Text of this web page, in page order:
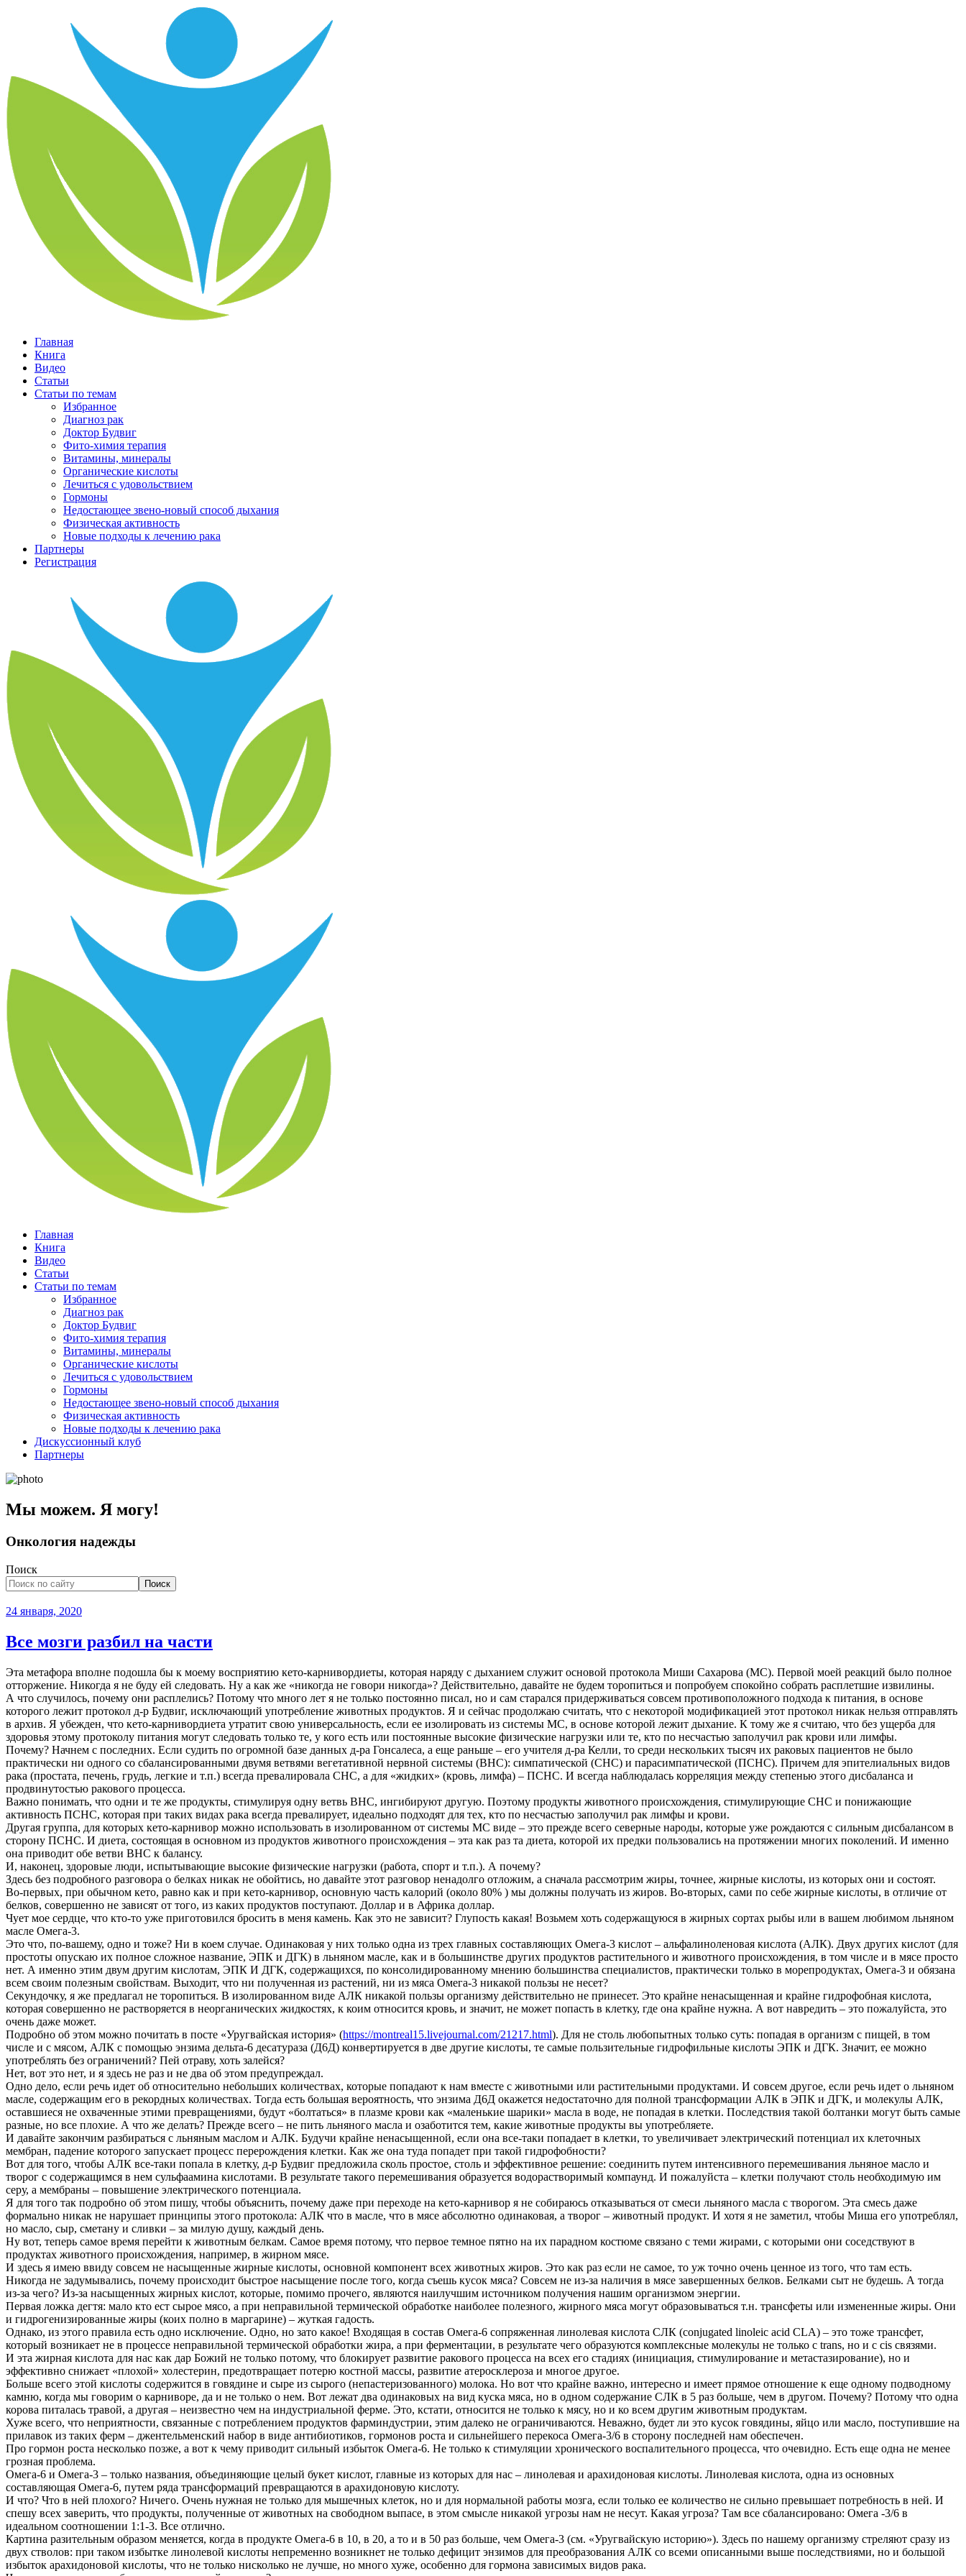
Главная
Книга
Видео
Статьи
Статьи по темам
Избранное
Диагноз рак
Доктор Будвиг
Фито-химия терапия
Витамины, минералы
Органические кислоты
Лечиться с удовольствием
Гормоны
Недостающее звено-новый способ дыхания
Физическая активность
Новые подходы к лечению рака
Партнеры
Регистрация
Главная
Книга
Видео
Статьи
Статьи по темам
Избранное
Диагноз рак
Доктор Будвиг
Фито-химия терапия
Витамины, минералы
Органические кислоты
Лечиться с удовольствием
Гормоны
Недостающее звено-новый способ дыхания
Физическая активность
Новые подходы к лечению рака
Дискуссионный клуб
Партнеры
Мы можем. Я могу!
Онкология надежды
Поиск
Поиск
24 января, 2020
Все мозги разбил на части
Эта метафора вполне подошла бы к моему восприятию кето-карнивордиеты, которая наряду с дыханием служит основой протокола Миши Сахарова (MС). Первой моей реакций было полное
отторжение. Никогда я не буду ей следовать. Ну а как же «никогда не говори никогда»? Действительно, давайте не будем торопиться и попробуем спокойно собрать расплетшие извилины.
А что случилось, почему они расплелись? Потому что много лет я не только постоянно писал, но и сам старался придерживаться совсем противоположного подхода к питания, в основе
которого лежит протокол д-р Будвиг, исключающий употребление животных продуктов. Я и сейчас продолжаю считать, что с некоторой модификацией этот протокол никак нельзя отправлять
в архив. Я убежден, что кето-карнивордиета утратит свою универсальность, если ее изолировать из системы МС, в основе которой лежит дыхание. К тому же я считаю, что без ущерба для
здоровья этому протоколу питания могут следовать только те, у кого есть или постоянные высокие физические нагрузки или те, кто по несчастью заполучил рак крови или лимфы.
Почему? Начнем с последних. Если судить по огромной базе данных д-ра Гонсалеса, а еще раньше – его учителя д-ра Келли, то среди нескольких тысяч их раковых пациентов не было
практически ни одного со сбалансированными двумя ветвями вегетативной нервной системы (ВНС): симпатической (СНС) и парасимпатической (ПСНС). Причем для эпителиальных видов
рака (простата, печень, грудь, легкие и т.п.) всегда превалировала СНС, а для «жидких» (кровь, лимфа) – ПСНС. И всегда наблюдалась корреляция между степенью этого дисбаланса и
продвинутостью ракового процесса.
Важно понимать, что одни и те же продукты, стимулируя одну ветвь ВНС, ингибируют другую. Поэтому продукты животного происхождения, стимулирующие СНС и понижающие
активность ПСНС, которая при таких видах рака всегда превалирует, идеально подходят для тех, кто по несчастью заполучил рак лимфы и крови.
Другая группа, для которых кето-карнивор можно использовать в изолированном от системы МС виде – это прежде всего северные народы, которые уже рождаются с сильным дисбалансом в
сторону ПСНС. И диета, состоящая в основном из продуктов животного происхождения – эта как раз та диета, которой их предки пользовались на протяжении многих поколений. И именно
она приводит обе ветви ВНС к балансу.
И, наконец, здоровые люди, испытывающие высокие физические нагрузки (работа, спорт и т.п.). А почему?
Здесь без подробного разговора о белках никак не обойтись, но давайте этот разговор ненадолго отложим, а сначала рассмотрим жиры, точнее, жирные кислоты, из которых они и состоят.
Во-первых, при обычном кето, равно как и при кето-карнивор, основную часть калорий (около 80% ) мы должны получать из жиров. Во-вторых, сами по себе жирные кислоты, в отличие от
белков, совершенно не зависят от того, из каких продуктов поступают. Доллар и в Африка доллар.
Чует мое сердце, что кто-то уже приготовился бросить в меня камень. Как это не зависит? Глупость какая! Возьмем хоть содержащуюся в жирных сортах рыбы или в вашем любимом льняном
масле Омега-3.
Это что, по-вашему, одно и тоже? Ни в коем случае. Одинаковая у них только одна из трех главных составляющих Омега-3 кислот – альфалиноленовая кислота (АЛК). Двух других кислот (для
простоты опускаю их полное сложное название, ЭПК и ДГК) в льняном масле, как и в большинстве других продуктов растительного и животного происхождения, в том числе и в мясе просто
нет. А именно этим двум другим кислотам, ЭПК И ДГК, содержащихся, по консолидированному мнению большинства специалистов, практически только в морепродуктах, Омега-3 и обязана
всем своим полезным свойствам. Выходит, что ни полученная из растений, ни из мяса Омега-3 никакой пользы не несет?
Секундочку, я же предлагал не торопиться. В изолированном виде АЛК никакой пользы организму действительно не принесет. Это крайне ненасыщенная и крайне гидрофобная кислота,
которая совершенно не растворяется в неорганических жидкостях, к коим относится кровь, и значит, не может попасть в клетку, где она крайне нужна. А вот навредить – это пожалуйста, это
очень даже может.
Подробно об этом можно почитать в посте «Уругвайская история» (https://montreal15.livejournal.com/21217.html). Для не столь любопытных только суть: попадая в организм с пищей, в том
числе и с мясом, АЛК с помощью энзима дельта-6 десатураза (Д6Д) конвертируется в две другие кислоты, те самые пользительные гидрофильные кислоты ЭПК и ДГК. Значит, ее можно
употреблять без ограничений? Пей отраву, хоть залейся?
Нет, вот это нет, и я здесь не раз и не два об этом предупреждал.
Одно дело, если речь идет об относительно небольших количествах, которые попадают к нам вместе с животными или растительными продуктами. И совсем другое, если речь идет о льняном
масле, содержащим его в рекордных количествах. Тогда есть большая вероятность, что энзима Д6Д окажется недостаточно для полной трансформации АЛК в ЭПК и ДГК, и молекулы АЛК,
оставшиеся не охваченные этими превращениями, будут «болтаться» в плазме крови как «маленькие шарики» масла в воде, не попадая в клетки. Последствия такой болтанки могут быть самые
разные, но все плохие. А что же делать? Прежде всего – не пить льняного масла и озаботится тем, какие животные продукты вы употребляете.
И давайте закончим разбираться с льняным маслом и АЛК. Будучи крайне ненасыщенной, если она все-таки попадает в клетки, то увеличивает электрический потенциал их клеточных
мембран, падение которого запускает процесс перерождения клетки. Как же она туда попадет при такой гидрофобности?
Вот для того, чтобы АЛК все-таки попала в клетку, д-р Будвиг предложила сколь простое, столь и эффективное решение: соединить путем интенсивного перемешивания льняное масло и
творог с содержащимся в нем сульфаамина кислотами. В результате такого перемешивания образуется водорастворимый компаунд. И пожалуйста – клетки получают столь необходимую им
серу, а мембраны – повышение электрического потенциала.
Я для того так подробно об этом пишу, чтобы объяснить, почему даже при переходе на кето-карнивор я не собираюсь отказываться от смеси льняного масла с творогом. Эта смесь даже
формально никак не нарушает принципы этого протокола: АЛК что в масле, что в мясе абсолютно одинаковая, а творог – животный продукт. И хотя я не заметил, чтобы Миша его употреблял,
но масло, сыр, сметану и сливки – за милую душу, каждый день.
Ну вот, теперь самое время перейти к животным белкам. Самое время потому, что первое темное пятно на их парадном костюме связано с теми жирами, с которыми они соседствуют в
продуктах животного происхождения, например, в жирном мясе.
И здесь я имею ввиду совсем не насыщенные жирные кислоты, основной компонент всех животных жиров. Это как раз если не самое, то уж точно очень ценное из того, что там есть.
Никогда не задумывались, почему происходит быстрое насыщение после того, когда съешь кусок мяса? Совсем не из-за наличия в мясе завершенных белков. Белками сыт не будешь. А тогда
из-за чего? Из-за насыщенных жирных кислот, которые, помимо прочего, являются наилучшим источником получения нашим организмом энергии.
Первая ложка дегтя: мало кто ест сырое мясо, а при неправильной термической обработке наиболее полезного, жирного мяса могут образовываться т.н. трансфеты или измененные жиры. Они
и гидрогенизированные жиры (коих полно в маргарине) – жуткая гадость.
Однако, из этого правила есть одно исключение. Одно, но зато какое! Входящая в состав Омега-6 сопряженная линолевая кислота СЛК (conjugated linoleic acid CLA) – это тоже трансфет,
который возникает не в процессе неправильной термической обработки жира, а при ферментации, в результате чего образуются комплексные молекулы не только с trans, но и с cis связями.
И эта жирная кислота для нас как дар Божий не только потому, что блокирует развитие ракового процесса на всех его стадиях (инициация, стимулирование и метастазирование), но и
эффективно снижает «плохой» холестерин, предотвращает потерю костной массы, развитие атеросклероза и многое другое.
Больше всего этой кислоты содержится в говядине и сыре из сырого (непастеризованного) молока. Но вот что крайне важно, интересно и имеет прямое отношение к еще одному подводному
камню, когда мы говорим о карниворе, да и не только о нем. Вот лежат два одинаковых на вид куска мяса, но в одном содержание СЛК в 5 раз больше, чем в другом. Почему? Потому что одна
корова питалась травой, а другая – неизвестно чем на индустриальной ферме. Это, кстати, относится не только к мясу, но и ко всем другим животным продуктам.
Хуже всего, что неприятности, связанные с потреблением продуктов фарминдустрии, этим далеко не ограничиваются. Неважно, будет ли это кусок говядины, яйцо или масло, поступившие на
прилавок из таких ферм – джентельменский набор в виде антибиотиков, гормонов роста и сильнейшего перекоса Омега-3/6 в сторону последней нам обеспечен.
Про гормон роста несколько позже, а вот к чему приводит сильный избыток Омега-6. Не только к стимуляции хронического воспалительного процесса, что очевидно. Есть еще одна не менее
грозная проблема.
Омега-6 и Омега-3 – только названия, объединяющие целый букет кислот, главные из которых для нас – линолевая и арахидоновая кислоты. Линолевая кислота, одна из основных
составляющая Омега-6, путем ряда трансформаций превращаются в арахидоновую кислоту.
И что? Что в ней плохого? Ничего. Очень нужная не только для мышечных клеток, но и для нормальной работы мозга, если только ее количество не сильно превышает потребность в ней. И
спешу всех заверить, что продукты, полученные от животных на свободном выпасе, в этом смысле никакой угрозы нам не несут. Какая угроза? Там все сбалансировано: Омега -3/6 в
идеальном соотношении 1:1-3. Все отлично.
Картина разительным образом меняется, когда в продукте Омега-6 в 10, в 20, а то и в 50 раз больше, чем Омега-3 (см. «Уругвайскую историю»). Здесь по нашему организму стреляют сразу из
двух стволов: при таком избытке линолевой кислоты непременно возникнет не только дефицит энзимов для преобразования АЛК со всеми описанными выше последствиями, но и большой
избыток арахидоновой кислоты, что не только нисколько не лучше, но много хуже, особенно для гормона зависимых видов рака.